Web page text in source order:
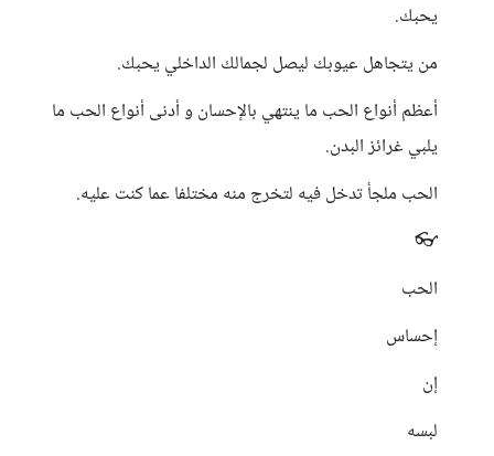
يحبك.
من يتجاهل عيوبك ليصل لجمالك الداخلي يحبك.
أعظم أنواع الحب ما ينتهي بالإحسان و أدنى أنواع الحب ما
يلبي غرائز البدن.
الحب ملجأ تدخل فيه لتخرج منه مختلفا عما كنت عليه.
👓
الحب
إحساس
إن
لبسه